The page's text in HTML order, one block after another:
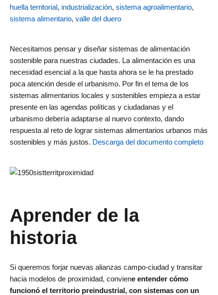
huella territorial, industrialización, sistema agroalimentario,
sistema alimentario, valle del duero
Necesitamos pensar y diseñar sistemas de alimentación
sostenible para nuestras ciudades. La alimentación es una
necesidad esencial a la que hasta ahora se le ha prestado
poca atención desde el urbanismo. Por fin el tema de los
sistemas alimentarios locales y sostenibles empieza a estar
presente en las agendas políticas y ciudadanas y el
urbanismo debería adaptarse al nuevo contexto, dando
respuesta al reto de lograr sistemas alimentarios urbanos más
sostenibles y más justos. Descarga del documento completo
Aprender de la
historia
Si queremos forjar nuevas alianzas campo-ciudad y transitar
hacia modelos de proximidad, conviene entender cómo
funcionó el territorio preindustrial, con sistemas con un